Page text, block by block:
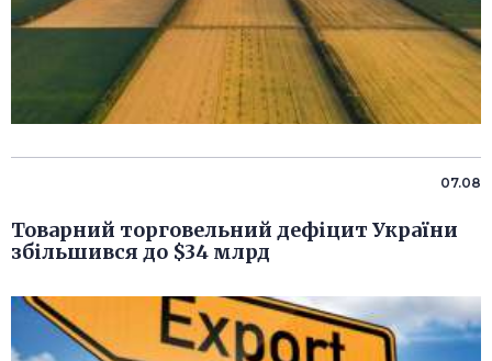
07.08
Товарний торговельний дефіцит України
збільшився до $34 млрд